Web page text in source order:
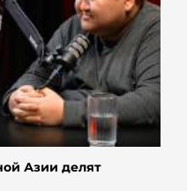
Азии делят